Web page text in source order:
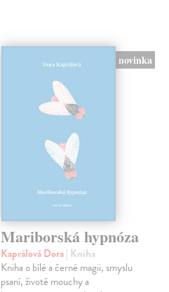
novinka
Mariborská hypnóza
Kaprálová Dora| Kniha
Kniha o bílé a černé magii, smyslu
psaní, životě mouchy a